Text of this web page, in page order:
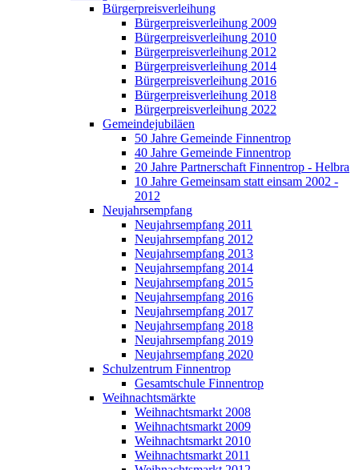
Bürgerpreisverleihung
Bürgerpreisverleihung 2009
Bürgerpreisverleihung 2010
Bürgerpreisverleihung 2012
Bürgerpreisverleihung 2014
Bürgerpreisverleihung 2016
Bürgerpreisverleihung 2018
Bürgerpreisverleihung 2022
Gemeindejubiläen
50 Jahre Gemeinde Finnentrop
40 Jahre Gemeinde Finnentrop
20 Jahre Partnerschaft Finnentrop - Helbra
10 Jahre Gemeinsam statt einsam 2002 -
2012
Neujahrsempfang
Neujahrsempfang 2011
Neujahrsempfang 2012
Neujahrsempfang 2013
Neujahrsempfang 2014
Neujahrsempfang 2015
Neujahrsempfang 2016
Neujahrsempfang 2017
Neujahrsempfang 2018
Neujahrsempfang 2019
Neujahrsempfang 2020
Schulzentrum Finnentrop
Gesamtschule Finnentrop
Weihnachtsmärkte
Weihnachtsmarkt 2008
Weihnachtsmarkt 2009
Weihnachtsmarkt 2010
Weihnachtsmarkt 2011